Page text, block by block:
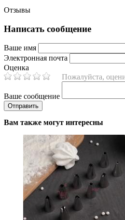
Отзывы
Написать сообщение
Ваше имя
Электронная почта
Оценка
Пожалуйста,
Ваше сообщение
Вам также могут интересны